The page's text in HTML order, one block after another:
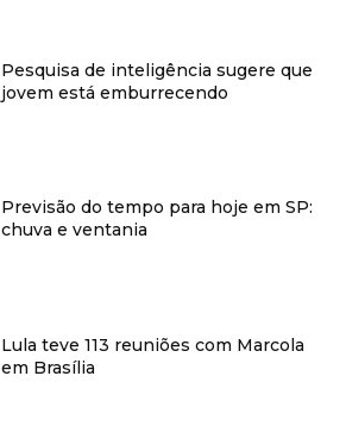
Pesquisa de inteligência sugere que
jovem está emburrecendo
Previsão do tempo para hoje em SP:
chuva e ventania
Lula teve 113 reuniões com Marcola
em Brasília